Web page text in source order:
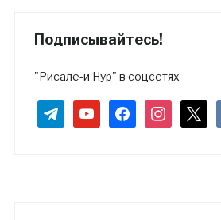
Подписывайтесь!
"Рисале-и Нур" в соцсетях
telegramyoutubefacebookinstagram